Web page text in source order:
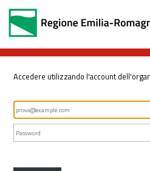
Accedere utilizzando l'account